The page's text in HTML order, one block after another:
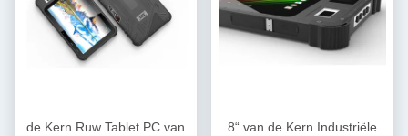
de Kern Ruw Tablet PC van
8“ van de Kern Industriële